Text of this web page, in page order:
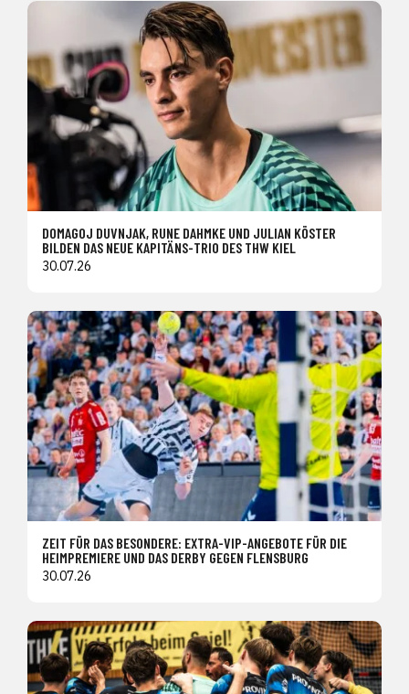
DOMAGOJ DUVNJAK, RUNE DAHMKE UND JULIAN KÖSTER
BILDEN DAS NEUE KAPITÄNS-TRIO DES THW KIEL
30.07.26
ZEIT FÜR DAS BESONDERE: EXTRA-VIP-ANGEBOTE FÜR DIE
HEIMPREMIERE UND DAS DERBY GEGEN FLENSBURG
30.07.26